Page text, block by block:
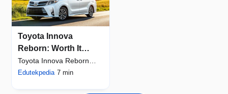
Toyota Innova
Reborn: Worth It
Dibeli Sekarang atau
Tunggu Facelift?
Toyota Innova Reborn
adalah salah satu MPV
Edutekpedia 7 min